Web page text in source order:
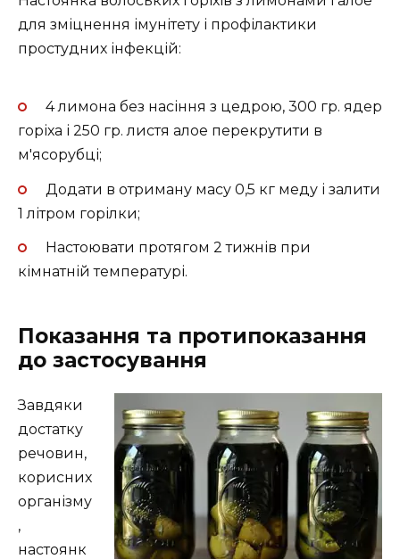
для зміцнення імунітету і профілактики
простудних інфекцій:
4 лимона без насіння з цедрою, 300 гр. ядер
горіха і 250 гр. листя алое перекрутити в
м'ясорубці;
Додати в отриману масу 0,5 кг меду і залити
1 літром горілки;
Настоювати протягом 2 тижнів при
кімнатній температурі.
Показання та протипоказання
до застосування
Завдяки
достатку
речовин,
корисних
організму
,
настоянк